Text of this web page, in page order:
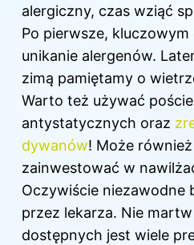
alergiczny, czas wziąć
Po pierwsze, kluczowym
unikanie alergenów.
zimą pamiętamy o
Warto też używać
antystatycznych oraz
dywanów! Może
zainwestować w
Oczywiście niezawodne
przez lekarza. Nie
dostępnych jest wiele